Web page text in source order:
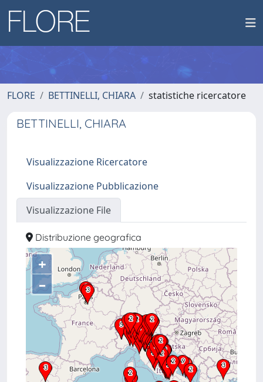
FLORE BETTINELLI, CHIARA statistiche ricercatore
BETTINELLI, CHIARA
Visualizzazione Ricercatore
Visualizzazione Pubblicazione
Visualizzazione File
Distribuzione geografica
+
–